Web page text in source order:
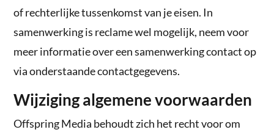
of rechterlijke tussenkomst van je eisen. In
samenwerking is reclame wel mogelijk, neem voor
meer informatie over een samenwerking contact op
via onderstaande contactgegevens.
Wijziging algemene voorwaarden
Offspring Media behoudt zich het recht voor om